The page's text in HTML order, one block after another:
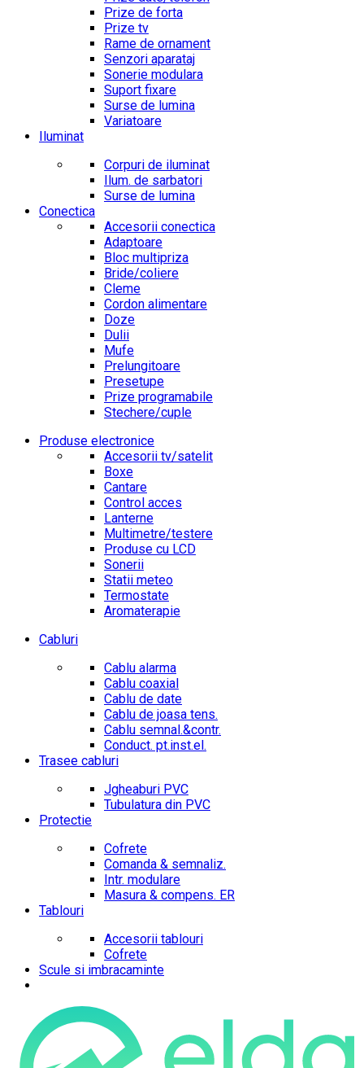
Prize de forta
Prize tv
Rame de ornament
Senzori aparataj
Sonerie modulara
Suport fixare
Surse de lumina
Variatoare
Iluminat
Corpuri de iluminat
Ilum. de sarbatori
Surse de lumina
Conectica
Accesorii conectica
Adaptoare
Bloc multipriza
Bride/coliere
Cleme
Cordon alimentare
Doze
Dulii
Mufe
Prelungitoare
Presetupe
Prize programabile
Stechere/cuple
Produse electronice
Accesorii tv/satelit
Boxe
Cantare
Control acces
Lanterne
Multimetre/testere
Produse cu LCD
Sonerii
Statii meteo
Termostate
Aromaterapie
Cabluri
Cablu alarma
Cablu coaxial
Cablu de date
Cablu de joasa tens.
Cablu semnal.&contr.
Conduct. pt.inst.el.
Trasee cabluri
Jgheaburi PVC
Tubulatura din PVC
Protectie
Cofrete
Comanda & semnaliz.
Intr. modulare
Masura & compens. ER
Tablouri
Accesorii tablouri
Cofrete
Scule si imbracaminte